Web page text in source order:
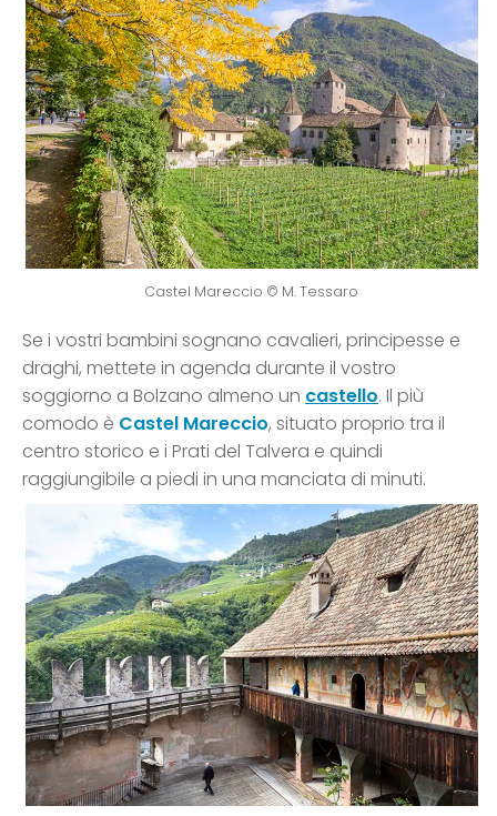
Castel Mareccio © M. Tessaro
Se i vostri bambini sognano cavalieri, principesse e
draghi, mettete in agenda durante il vostro
soggiorno a Bolzano almeno un castello. Il più
comodo è Castel Mareccio, situato proprio tra il
centro storico e i Prati del Talvera e quindi
raggiungibile a piedi in una manciata di minuti.